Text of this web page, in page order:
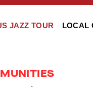
JAZZ TOUR LOCAL